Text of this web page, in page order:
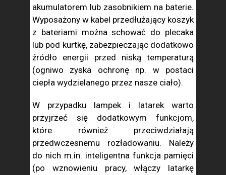
akumulatorem lub zasobnikiem na baterie.
Wyposażony w kabel przedłużający koszyk
z bateriami można schować do plecaka
lub pod kurtkę, zabezpieczając dodatkowo
źródło energii przed niską temperaturą
(ogniwo zyska ochronę np. w postaci
ciepła wydzielanego przez nasze ciało).
W przypadku lampek i latarek warto
przyjrzeć się dodatkowym funkcjom,
które również przeciwdziałają
przedwczesnemu rozładowaniu. Należy
do nich m.in. inteligentna funkcja pamięci
(po wznowieniu pracy, włączy latarkę